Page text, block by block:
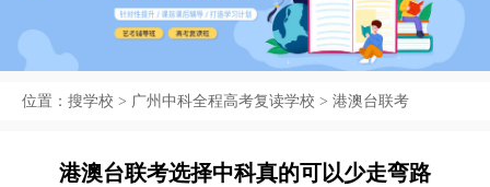
位置： 搜学校 > 广州中科全程高考复读学校 > 港澳台联考
港澳台联考选择中科真的可以少走弯路